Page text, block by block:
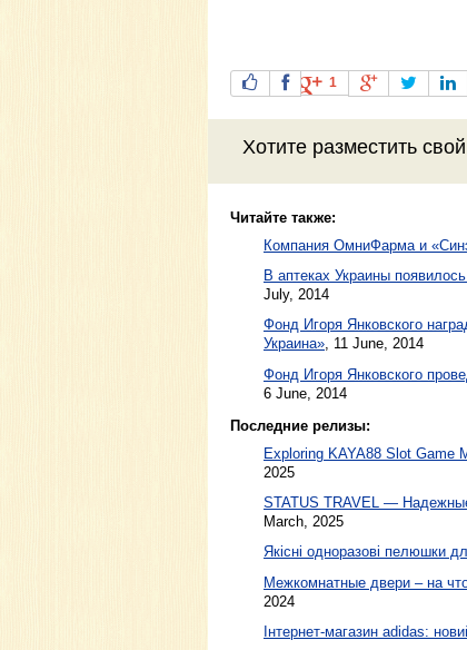
1
Хотите разместить
Читайте также:
Компания ОмниФарма и
В аптеках Украины
July, 2014
Фонд Игоря Янковского
Украина», 11 June, 2014
Фонд Игоря Янковского
6 June, 2014
Последние релизы:
Exploring KAYA88 Slot Game
2025
STATUS TRAVEL —
March, 2025
Якісні одноразові пелюшки
Межкомнатные двери – на
2024
Інтернет-магазин adidas: